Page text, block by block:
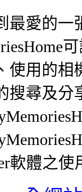
最愛的
使用的
搜尋及
軟體之